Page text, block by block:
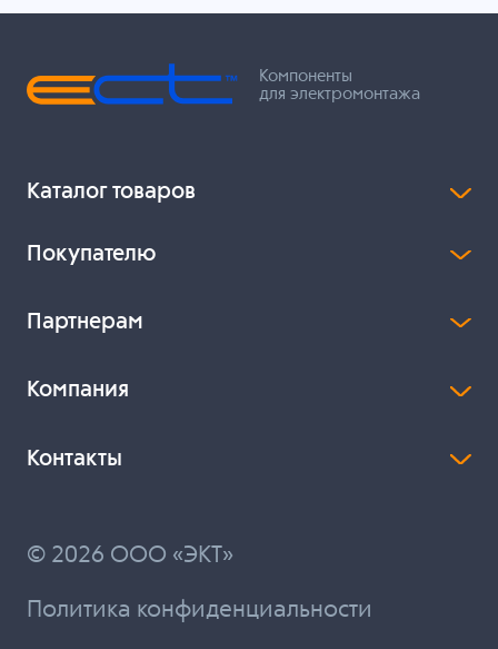
Компоненты
для электромонтажа
Каталог товаров
Покупателю
Партнерам
Компания
Контакты
© 2026 ООО «ЭКТ»
Политика конфиденциальности